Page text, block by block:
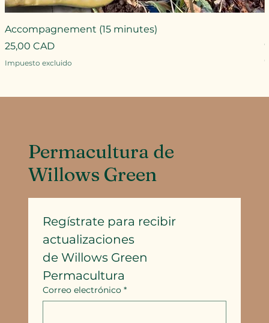
Accompagnement (15 minutes)
Precio
25,00 CAD
Impuesto excluido
Permacultura de
Willows Green
Regístrate para recibir
actualizaciones
de Willows Green
Permacultura
Correo electrónico *